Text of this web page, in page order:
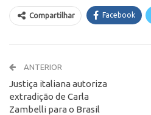
Compartilhar Facebook
ANTERIOR
Justiça italiana autoriza
extradição de Carla
Zambelli para o Brasil